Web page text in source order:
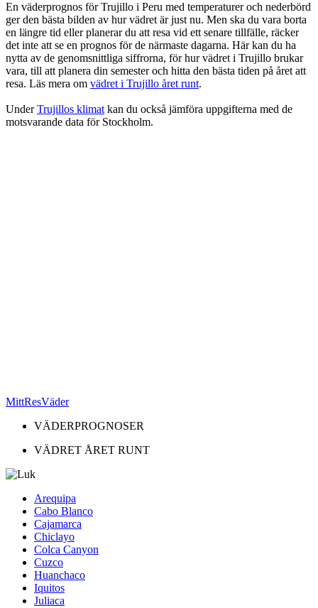
En väderprognos för Trujillo i Peru med temperaturer och nederbörd
ger den bästa bilden av hur vädret är just nu. Men ska du vara borta
en längre tid eller planerar du att resa vid ett senare tillfälle, räcker
det inte att se en prognos för de närmaste dagarna. Här kan du ha
nytta av de genomsnittliga siffrorna, för hur vädret i Trujillo brukar
vara, till att planera din semester och hitta den bästa tiden på året att
resa. Läs mera om vädret i Trujillo året runt.
UnderTrujillos klimat kan du också jämföra uppgifterna med de
motsvarande data för Stockholm.
MittResVäder
VÄDERPROGNOSER
VÄDRET ÅRET RUNT
Arequipa
Cabo Blanco
Cajamarca
Chiclayo
Colca Canyon
Cuzco
Huanchaco
Iquitos
Juliaca